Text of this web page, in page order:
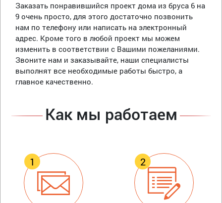
Заказать понравившийся проект дома из бруса 6 на
9 очень просто, для этого достаточно позвонить
нам по телефону или написать на электронный
адрес. Кроме того в любой проект мы можем
изменить в соответствии с Вашими пожеланиями.
Звоните нам и заказывайте, наши специалисты
выполнят все необходимые работы быстро, а
главное качественно.
Как мы работаем